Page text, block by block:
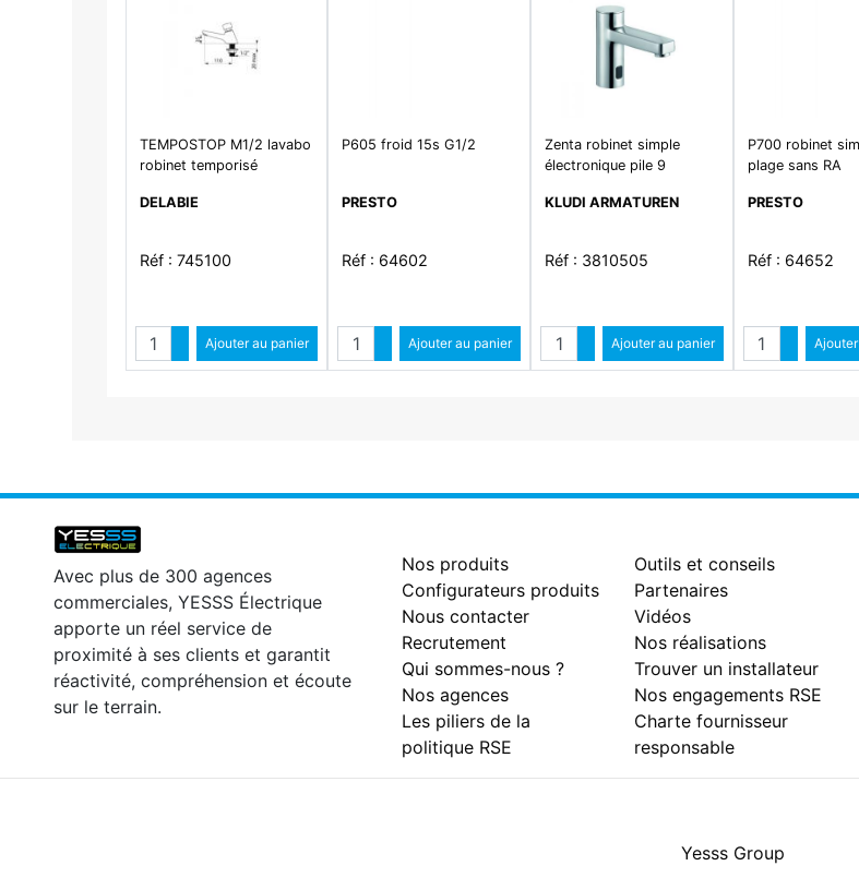
TEMPOSTOP M1/2 lavabo
robinet temporisé
DELABIE
Réf : 745100
QuantitéAugmenter quantité
Diminuer quantité
Ajouter au panier
P605 froid 15s G1/2
PRESTO
Réf : 64602
QuantitéAugmenter quantité
Diminuer quantité
Ajouter au panier
Zenta robinet simple
électronique pile 9
KLUDI ARMATUREN
Réf : 3810505
QuantitéAugmenter quantité
Diminuer quantité
Ajouter au panier
P700 robinet
plage sans RA
PRESTO
Réf : 64652
Quantité
Avec plus de 300 agences
commerciales, YESSS Électrique
apporte un réel service de
proximité à ses clients et garantit
réactivité, compréhension et écoute
sur le terrain.
Nos produits
Configurateurs produits
Nous contacter
Recrutement
Qui sommes-nous ?
Nos agences
Les piliers de la
politique RSE
Outils et conseils
Partenaires
Vidéos
Nos réalisations
Trouver un installateur
Nos engagements RSE
Charte fournisseur
responsable
Yesss Group